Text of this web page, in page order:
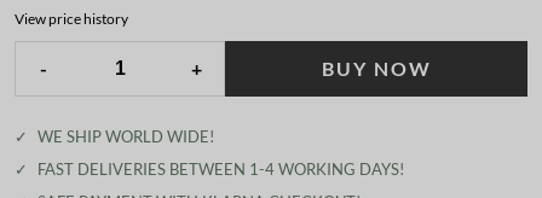
View price history
- + BUY NOW
✓
WE SHIP WORLD WIDE!
✓
FAST DELIVERIES BETWEEN 1-4 WORKING DAYS!